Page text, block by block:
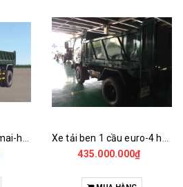
435.000.000₫